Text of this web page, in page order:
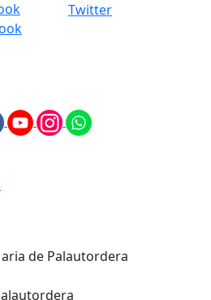
Twitter
de Palautordera